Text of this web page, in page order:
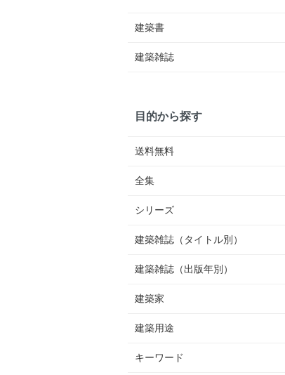
建築書
建築雑誌
目的から探す
送料無料
全集
シリーズ
建築雑誌（タイトル別）
建築雑誌（出版年別）
建築家
建築用途
キーワード